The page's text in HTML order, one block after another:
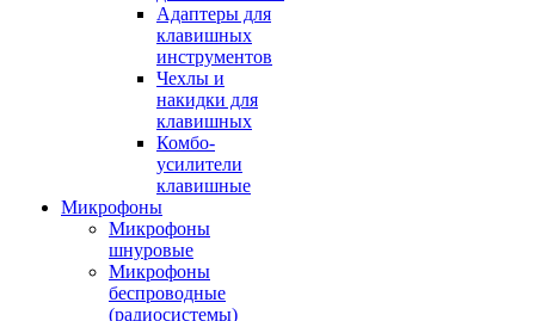
Адаптеры для
клавишных
инструментов
Чехлы и
накидки для
клавишных
Комбо-
усилители
клавишные
Микрофоны
Микрофоны
шнуровые
Микрофоны
беспроводные
(радиосистемы)